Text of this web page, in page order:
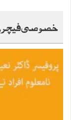
خصوصی